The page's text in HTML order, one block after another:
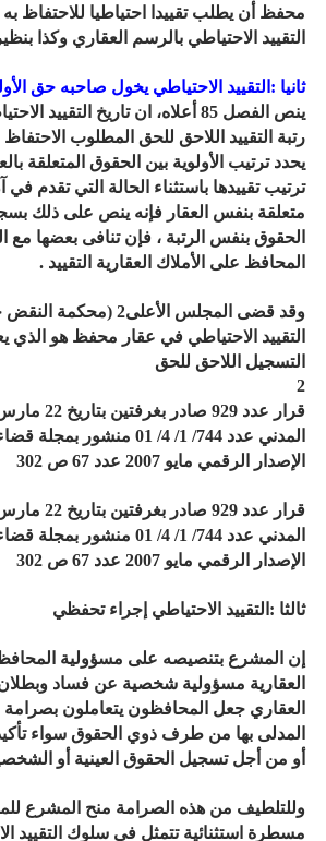
محفظ أن يطلب تقييدا احتياطيا للاحتفاظ
التقييد الاحتياطي بالرسم العقاري وكذا
ثانيا :التقييد الاحتياطي يخول صاحبه حق
ينص الفصل 85 أعلاه، ان تاريخ
رتبة التقييد اللاحق للحق المطلوب الاحتفاظ
يحدد ترتيب الأولوية بين الحقوق المتعلقة
ترتيب تقييدها باستثناء الحالة التي تقدم
متعلقة بنفس العقار فإنه ينص على ذلك بسجل
الحقوق بنفس الرتبة ، فإن تنافى بعضها
المحافظ على الأملاك العقارية التقييد .
وقد قضى المجلس الأعلى2
التقييد الاحتياطي في عقار محفظ هو الذي
التسجيل اللاحق للحق
2
المدني عدد 744/ 1/ 4/ 01
الإصدار الرقمي مايو 2007 عدد 67 ص 302
المدني عدد 744/ 1/ 4/ 01
الإصدار الرقمي مايو 2007 عدد 67 ص 302
ثالثا :التقييد الاحتياطي إجراء تحفظي
إن المشرع بتنصيصه على مسؤولية
العقارية مسؤولية شخصية عن فساد
العقاري جعل المحافظون يتعاملون بصرامة
المدلى بها من طرف ذوي الحقوق سواء
أو من أجل تسجيل الحقوق العينية أو
وللتلطيف من هذه الصرامة منح المشرع
مسطرة استثنائية تتمثل في سلوك التقييد